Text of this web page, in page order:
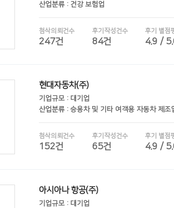
산업분류 : 건강 보험업
첨삭의뢰건수
247건
후기작성건수
84건
후기 별점
4.9 /
현대자동차(주)
기업규모 : 대기업
산업분류 : 승용차 및 기타 여객용 자동차 제조
첨삭의뢰건수
152건
후기작성건수
65건
후기 별점
4.9 /
아시아나 항공(주)
기업규모 : 대기업